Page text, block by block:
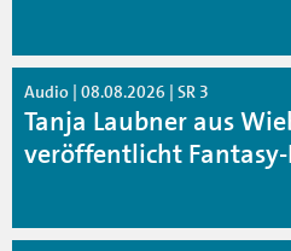
Audio | 08.08.2026 | SR 3
Tanja Laubner aus
veröffentlicht